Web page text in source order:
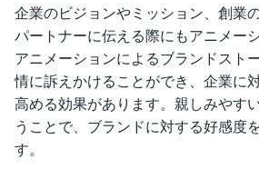
企業のビジョンやミッション、創業
パートナーに伝える際にもアニメー
アニメーションによるブランドスト
情に訴えかけることができ、企業に
高める効果があります。親しみやす
うことで、ブランドに対する好感度
す。